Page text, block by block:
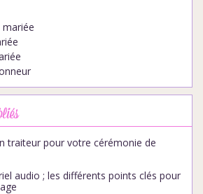
mariée
traiteur pour votre cérémonie de
audio ; les différents points clés pour